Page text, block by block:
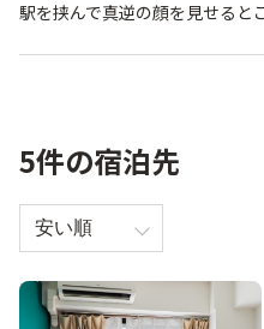
駅を挟んで真逆の顔を見せると
5件の宿泊先